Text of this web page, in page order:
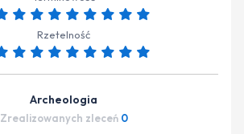
Rzetelność
Archeologia
Zrealizowanych zleceń 0